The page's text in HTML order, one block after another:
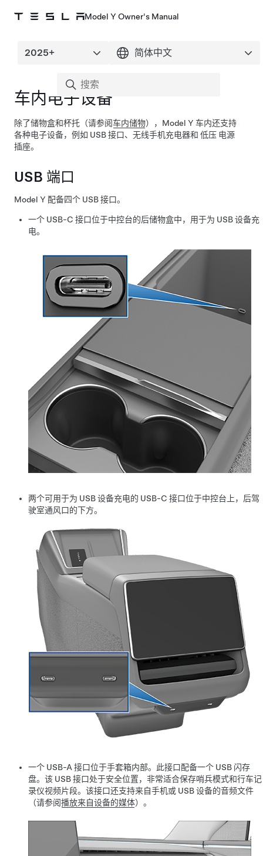
Model Y Owner's Manual
车内电子设备
除了储物盒和杯托（请参阅车内储物）， Model Y 车内还支持
各种电子设备，例如 USB 接口、无线手机充电器和 低压 电源
插座。
USB 端口
Model Y 配备四个 USB 接口。
一个 USB-C 接口位于中控台的后储物盒中，用于为 USB 设备充
电。
两个可用于为 USB 设备充电的 USB-C 接口位于中控台上，后驾
驶室通风口的下方。
一个 USB-A 接口位于手套箱内部。此接口配备一个 USB 闪存
盘。该 USB 接口处于安全位置，非常适合保存哨兵模式和行车记
录仪视频片段。该接口还支持来自手机或 USB 设备的音频文件
（请参阅播放来自设备的媒体）。